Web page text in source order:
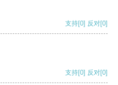
支持[0] 反对[0]
支持[0] 反对[0]